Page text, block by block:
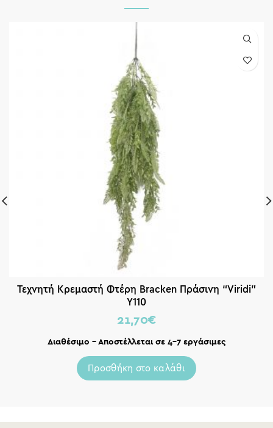
Τεχνητή Κρεμαστή Φτέρη Bracken Πράσινη “Viridi”
Υ110
21,70€
Διαθέσιμο – Αποστέλλεται σε 4-7 εργάσιμες
Προσθήκη στο καλάθι